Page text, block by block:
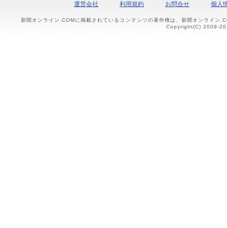
運営会社 利用規約 お問合せ 個人
新聞オンライン.COMに掲載されているコンテンツの著作権は、新聞オンライン
Copyright(C) 2009-